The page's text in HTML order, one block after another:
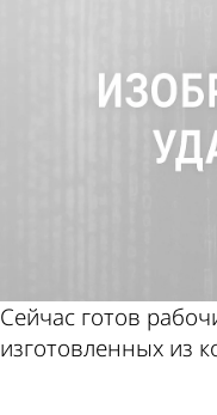
Сейчас готов
изготовленных из